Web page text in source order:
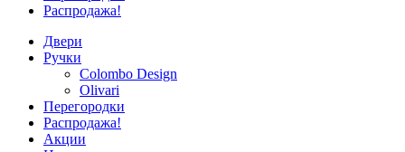
Распродажа!
Двери
Ручки
Colombo Design
Olivari
Перегородки
Распродажа!
Акции